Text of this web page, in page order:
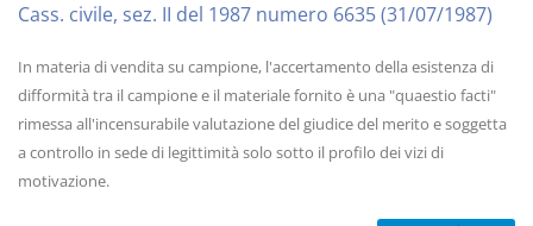
Cass. civile, sez. II del 1987 numero 6635 (31/07/1987)
In materia di vendita su campione, l'accertamento della esistenza di
difformità tra il campione e il materiale fornito è una "quaestio facti"
rimessa all'incensurabile valutazione del giudice del merito e soggetta
a controllo in sede di legittimità solo sotto il profilo dei vizi di
motivazione.